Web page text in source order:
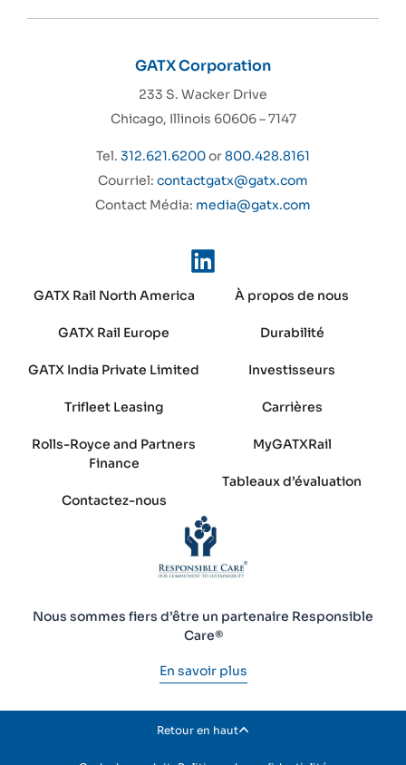
GATX Corporation
233 S. Wacker Drive
Chicago, Illinois 60606 – 7147
Tel. 312.621.6200or800.428.8161
Courriel: contactgatx@gatx.com
Contact Média: media@gatx.com
GATX Rail North America
GATX Rail Europe
GATX India Private Limited
Trifleet Leasing
Rolls-Royce and Partners
Finance
Contactez-nous
À propos de nous
Durabilité
Investisseurs
Carrières
MyGATXRail
Tableaux d’évaluation
Nous sommes fiers d’être un partenaire Responsible
Care®
En savoir plus
Retour en haut